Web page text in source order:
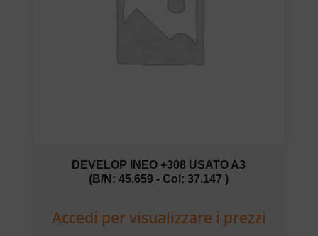
DEVELOP INEO +308 USATO A3
(B/N: 45.659 - Col: 37.147 )
Accedi per visualizzare i prezzi